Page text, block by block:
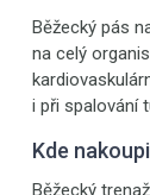
Běžecký pás
na celý
i při spalování
Kde
Běžecký